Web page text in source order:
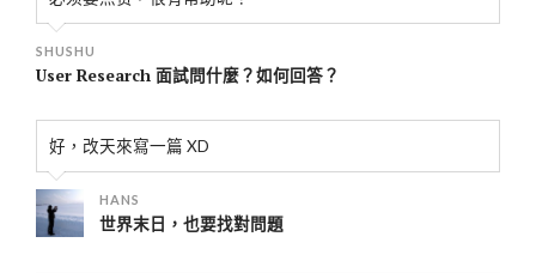
SHUSHU
User Research 面試問什麼？如何回答？
好，改天來寫一篇 XD
HANS
世界末日，也要找對問題